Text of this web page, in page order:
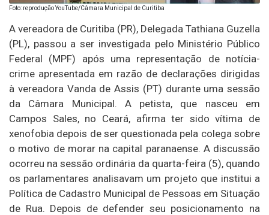
Foto: reprodução YouTube/Câmara Municipal de Curitiba
A vereadora de Curitiba (PR), Delegada Tathiana Guzella
(PL), passou a ser investigada pelo Ministério Público
Federal (MPF) após uma representação de notícia-
crime apresentada em razão de declarações dirigidas
à vereadora Vanda de Assis (PT) durante uma sessão
da Câmara Municipal. A petista, que nasceu em
Campos Sales, no Ceará, afirma ter sido vítima de
xenofobia depois de ser questionada pela colega sobre
o motivo de morar na capital paranaense. A discussão
ocorreu na sessão ordinária da quarta-feira (5), quando
os parlamentares analisavam um projeto que institui a
Política de Cadastro Municipal de Pessoas em Situação
de Rua. Depois de defender seu posicionamento na